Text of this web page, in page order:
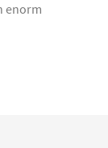
enorm